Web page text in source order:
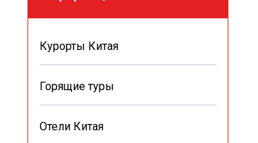
Курорты Китая
Горящие туры
Отели Китая